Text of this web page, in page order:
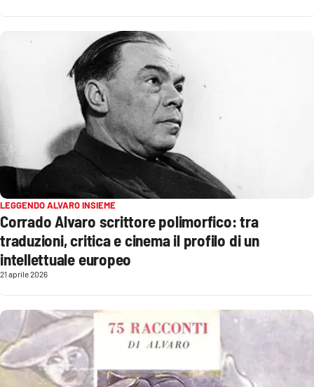
LAC
NETWORK
Lacplay.it
Laconair.it
Lacitymag.it
Lacapitalenews.it
Ilreggino.it
Ilvibonese.it
Catanzarochannel.it
LEGGENDO ALVARO INSIEME
Corrado Alvaro scrittore polimorfico: tra
traduzioni, critica e cinema il profilo di un
intellettuale europeo
21 aprile 2026